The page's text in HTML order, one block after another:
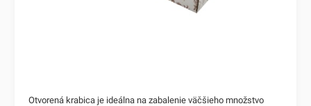
Otvorená krabica je ideálna na zabalenie väčšieho množstvo